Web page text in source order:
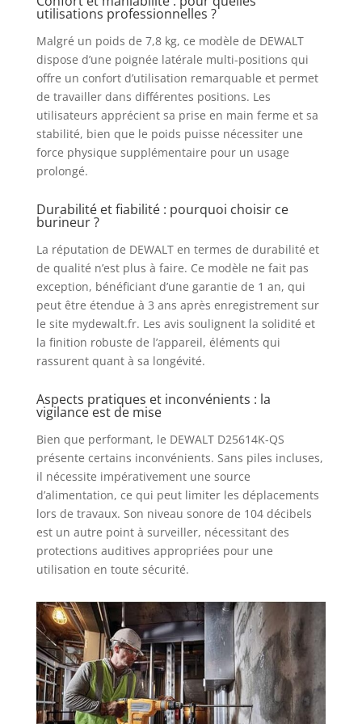
optimales pour les
travaux de
démolition et de
perçage lourds. Il
est conçu pour
gérer des tâches
intensives avec
efficacité et
fiabilité.
burineur DEWALT
est capable de
rapidement et
efficacement dans
des matériaux
durs grâce à sa
grande énergie
d'impact et sa
robustesse. Livré
le transport et le
permettant une
organisation
optimale des
outils et
accessoires.
ERGONOMIE -
Conçu pour un
confort
d'utilisation
perforateur
burineur est
équipé d'une
poignée
ergonomique qui
réduit la fatigue
lors des longues
utilisations professionnelles ?
Malgré un poids de 7,8 kg, ce modèle de DEWALT
dispose d’une poignée latérale multi-positions qui
offre un confort d’utilisation remarquable et permet
de travailler dans différentes positions. Les
utilisateurs apprécient sa prise en main ferme et sa
stabilité, bien que le poids puisse nécessiter une
force physique supplémentaire pour un usage
prolongé.
Durabilité et fiabilité : pourquoi choisir ce
burineur ?
La réputation de DEWALT en termes de durabilité et
de qualité n’est plus à faire. Ce modèle ne fait pas
exception, bénéficiant d’une garantie de 1 an, qui
peut être étendue à 3 ans après enregistrement sur
le site mydewalt.fr. Les avis soulignent la solidité et
la finition robuste de l’appareil, éléments qui
rassurent quant à sa longévité.
Aspects pratiques et inconvénients : la
vigilance est de mise
Bien que performant, le DEWALT D25614K-QS
présente certains inconvénients. Sans piles incluses,
il nécessite impérativement une source
d’alimentation, ce qui peut limiter les déplacements
lors de travaux. Son niveau sonore de 104 décibels
est un autre point à surveiller, nécessitant des
protections auditives appropriées pour une
utilisation en toute sécurité.